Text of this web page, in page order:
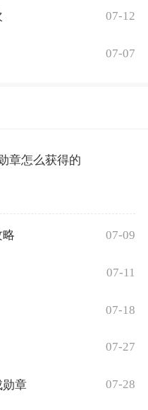
07-12
07-07
章怎么获得的
07-09
07-11
07-18
07-27
勋章 07-28